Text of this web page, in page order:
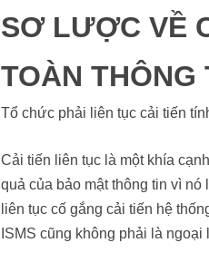
SƠ LƯỢC VỀ
TOÀN THÔNG
Tổ chức phải liên tục cải tiến
Cải tiến liên tục là một khía
quả của bảo mật thông tin vì nó
liên tục cố gắng cải tiến hệ
ISMS cũng không phải là ngoại